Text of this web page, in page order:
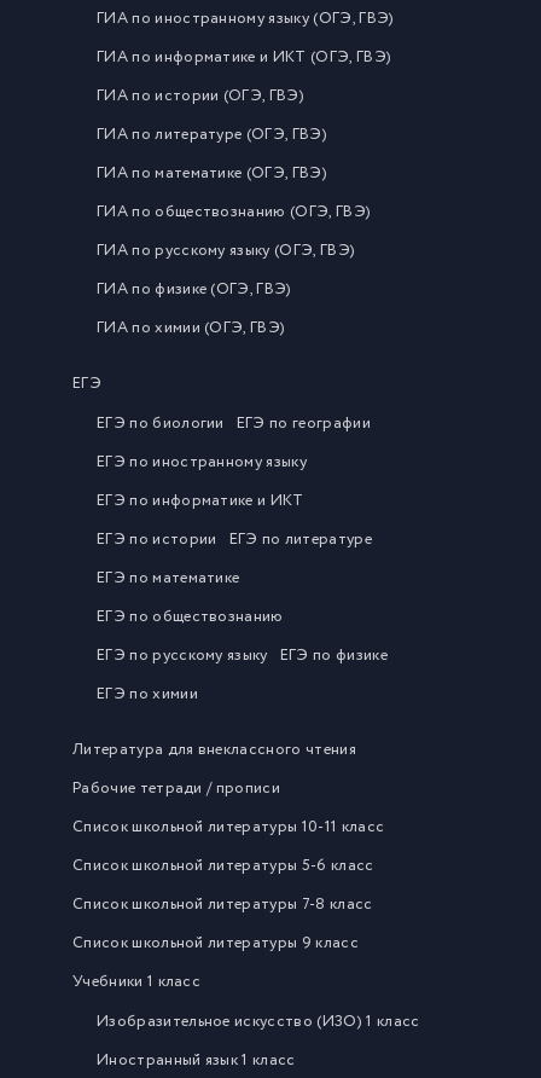
ГИА по иностранному языку (ОГЭ, ГВЭ)
ГИА по информатике и ИКТ (ОГЭ, ГВЭ)
ГИА по истории (ОГЭ, ГВЭ)
ГИА по литературе (ОГЭ, ГВЭ)
ГИА по математике (ОГЭ, ГВЭ)
ГИА по обществознанию (ОГЭ, ГВЭ)
ГИА по русскому языку (ОГЭ, ГВЭ)
ГИА по физике (ОГЭ, ГВЭ)
ГИА по химии (ОГЭ, ГВЭ)
ЕГЭ
ЕГЭ по биологии
ЕГЭ по географии
ЕГЭ по иностранному языку
ЕГЭ по информатике и ИКТ
ЕГЭ по истории
ЕГЭ по литературе
ЕГЭ по математике
ЕГЭ по обществознанию
ЕГЭ по русскому языку
ЕГЭ по физике
ЕГЭ по химии
Литература для внеклассного чтения
Рабочие тетради / прописи
Список школьной литературы 10-11 класс
Список школьной литературы 5-6 класс
Список школьной литературы 7-8 класс
Список школьной литературы 9 класс
Учебники 1 класс
Изобразительное искусство (ИЗО) 1 класс
Иностранный язык 1 класс